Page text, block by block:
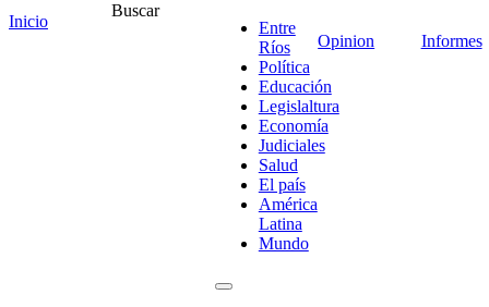
Inicio
Buscar
Entre
Ríos
Política
Educación
Legislaltura
Economía
Judiciales
Salud
El país
América
Latina
Mundo
Opinion Informes
¡Ponete en contacto!